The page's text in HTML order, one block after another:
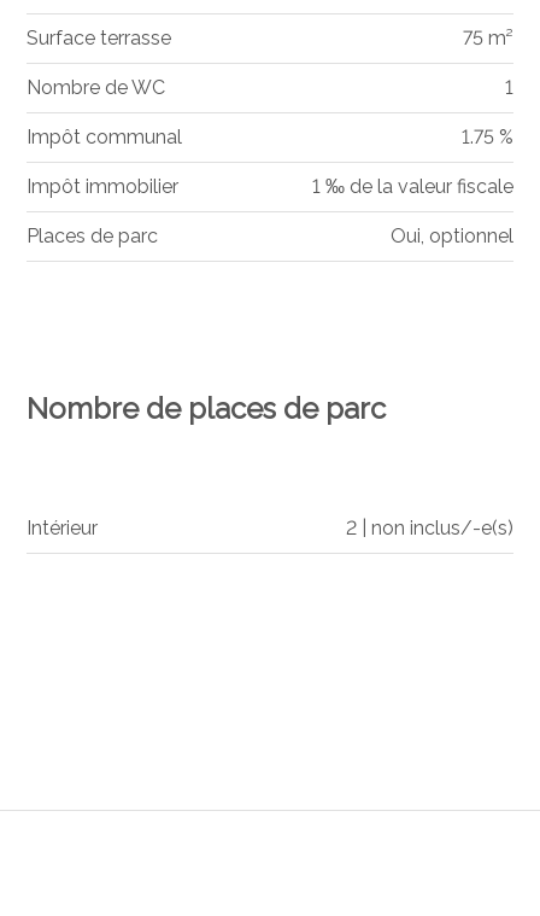
Surface terrasse 75 m²
Nombre de WC 1
Impôt communal 1.75 %
Impôt immobilier 1 ‰ de la valeur fiscale
Places de parc Oui, optionnel
Nombre de places de parc
Intérieur 2 | non inclus/-e(s)